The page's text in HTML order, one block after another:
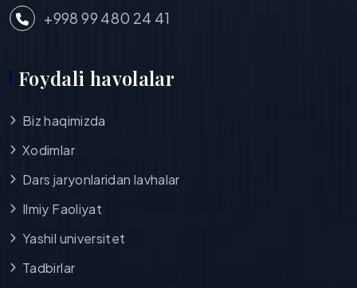
+998 99 480 24 41
Foydali havolalar
Biz haqimizda
Xodimlar
Dars jaryonlaridan lavhalar
Ilmiy Faoliyat
Yashil universitet
Tadbirlar